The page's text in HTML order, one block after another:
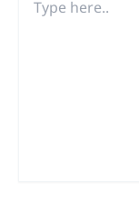
here..